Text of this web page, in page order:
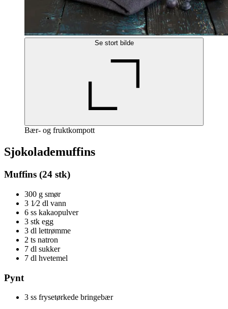
Se stort bilde
Bær- og fruktkompott
Sjokolademuffins
Muffins (24 stk)
300 g smør
3 1⁄2 dl vann
6 ss kakaopulver
3 stk egg
3 dl lettrømme
2 ts natron
7 dl sukker
7 dl hvetemel
Pynt
3 ss frysetørkede bringebær